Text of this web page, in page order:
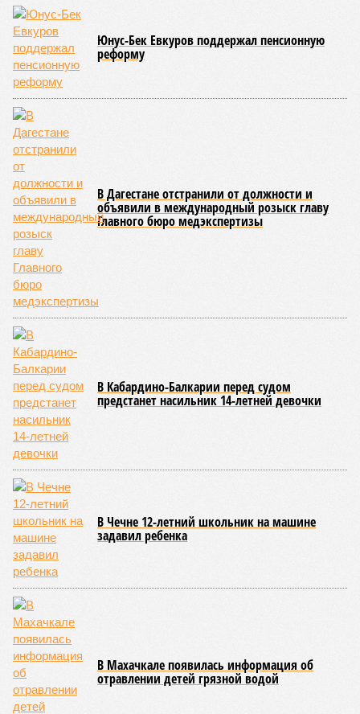
транспортной блокаде.
Напомним, что мощнейшие дожди, прошедшие 8 июля,
нанесли колоссальный урон дорожной инфраструктуре, в
результате чего на пике разгула стихии без связи с
внешним миром оказались жители 53 сёл. К 12 июля эта
цифра сократилась до 23, и сейчас в профильном
ведомстве фиксируют дальнейшее улучшение обстановки.
В Агульском районе вследствие частичного обрушения
селом Буршаг, и возобновить движение там рассчитывают
лишь к 17 июля.
В Гунибском районе на стратегической дороге «Гуниб –
Кумух» бурные потоки полностью уничтожили подъездные
пути к мостовому переходу, в результате чего от внешнего
мира оказались отрезаны сразу шесть населённых
пунктов. Ещё четыре посёлка лишились транспортного
сообщения в Лакском районе, где в настоящий момент
функционирует временная схема движения.
На региональной трассе «Мамраш – Ташкапур –
Араканский мост», пролегающей по Гергебильскому району,
водная стихия размыла дорожное полотно на семи
различных отрезках, и весь автомобильный поток был
вынужденно пущен по альтернативным маршрутам до тех
пор, пока не спадёт уровень воды в реке Кара-Койсу, что
ожидается не ранее 17 июля.
В Дахадаевском районе транспортное сообщение с одним
из сёл прервано из-за масштабного оползня, сошедшего на
проезжую часть дороги Ашты – Дирбакмахи, и открыть
движение там планируют лишь 18 июля. В Рутульском
районе без транспортного сообщения продолжают
оставаться ещё три населённых пункта.
В Тляратинском районе специалистам удалось наладить
сообщение с семью сёлами по временной схеме. В
Унцукульском районе движение по-прежнему полностью
перекрыто на автомобильной дороге «Араканская
площадка – Унцукуль – Сагринский мост», при этом